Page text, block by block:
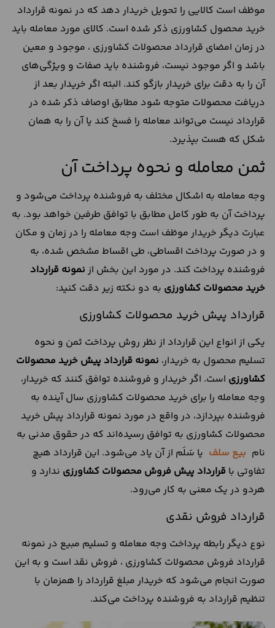
موظف است کالایی را تحویل خریدار دهد که در نمونه قرارداد
خرید محصول کشاورزی ذکر شده است. کالای مورد معامله باید
در زمان امضای قرارداد محصولات کشاورزی ، موجود و معین
باشد و اگر موجود نیست، فروشنده باید صفات و ویژگی‌های
آن را به دقت برای خریدار بازگو کند. البته اگر خریدار بعد از
دریافت محصولات متوجه شود مطابق اوصاف ذکر شده در
قرارداد نیست می‌تواند معامله را فسخ کند یا آن را به همان
شکل که هست بپذیرد.
ثمن معامله و نحوه پرداخت آن
وجه معامله به اشکال مختلف به فروشنده پرداخت می‌شود و
پرداخت آن به طور کامل مطابق با توافق طرفین خواهد بود. به
عبارت دیگر خریدار موظف است وجه معامله را در زمان و مکان
و در صورت پرداخت اقساطی، طی اقساط مشخص شده، به
فروشنده پرداخت کند. در مورد این بخش از نمونه قرارداد
خرید محصولات کشاورزی به دو نکته زیر دقت کنید:
قرارداد پیش خرید محصولات کشاورزی
یکی از انواع این قرارداد از نظر روش پرداخت ثمن و نحوه
تسلیم محصول به خریدار، نمونه قرارداد پیش خرید محصولات
کشاورزی است. اگر خریدار و فروشنده توافق کنند که خریدار،
وجه معامله را برای خرید محصولات کشاورزی سال آینده به
فروشنده بپردازد، در واقع در مورد نمونه قرارداد پیش خرید
محصولات کشاورزی به توافق رسیده‌اند که در حقوق مدنی به
نام بیع سلف یا سَلَم از آن یاد می‌شود. این قرارداد هیچ
تفاوتی با قرارداد پیش فروش محصولات کشاورزی ندارد و
هردو در یک معنی به کار می‌رود.
قرارداد فروش نقدی
نوع دیگر رابطه پرداخت وجه معامله و تسلیم مبیع در نمونه
قرارداد فروش محصولات کشاورزی ، فروش نقد است و به این
صورت انجام می‌شود که خریدار مبلغ قرارداد را همزمان با
تنظیم قرارداد به فروشنده پرداخت می‌کند.